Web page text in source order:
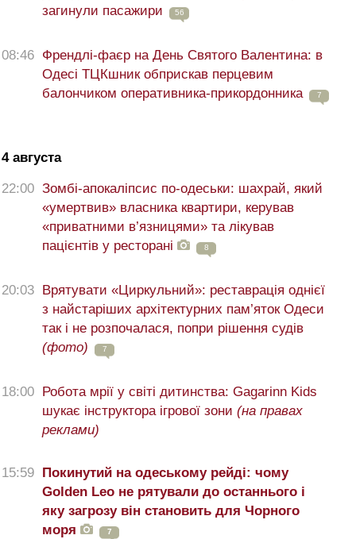
загинули пасажири
56
08:46 Френдлі-фаєр на День Святого Валентина: в
Одесі ТЦКшник обприскав перцевим
балончиком оперативника-прикордонника
7
4 августа
22:00 Зомбі-апокаліпсис по-одеськи: шахрай, який
«умертвив» власника квартири, керував
«приватними в’язницями» та лікував
пацієнтів у ресторані
8
20:03 Врятувати «Циркульний»: реставрація однієї
з найстаріших архітектурних пам’яток Одеси
так і не розпочалася, попри рішення судів
(фото)
7
18:00 Робота мрії у світі дитинства: Gagarinn Kids
шукає інструктора ігрової зони (на правах
реклами)
15:59 Покинутий на одеському рейді: чому
Golden Leo не рятували до останнього і
яку загрозу він становить для Чорного
моря
7